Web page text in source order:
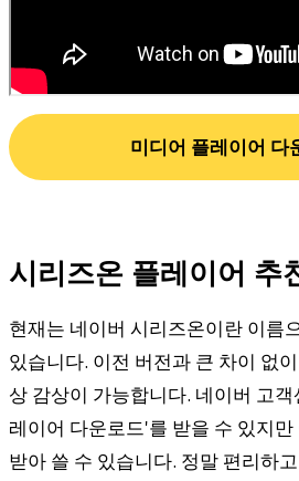
미디어 플레이어 다
시리즈온 플레이어 추
현재는 네이버 시리즈온이란 이름
있습니다. 이전 버전과 큰 차이 없
상 감상이 가능합니다. 네이버 고
레이어 다운로드'를 받을 수 있지
받아 쓸 수 있습니다. 정말 편리하